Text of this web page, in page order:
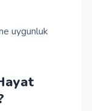
uygunluk